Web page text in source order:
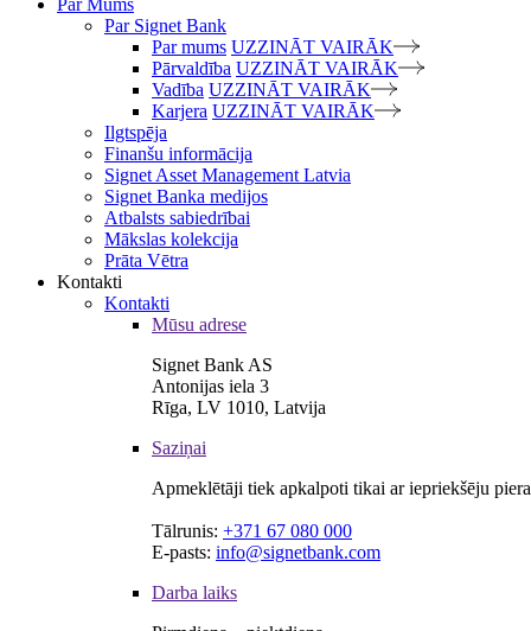
Par Mums
Par Signet Bank
Par mums UZZINĀT VAIRĀK
Pārvaldība UZZINĀT VAIRĀK
Vadība UZZINĀT VAIRĀK
Karjera UZZINĀT VAIRĀK
Ilgtspēja
Finanšu informācija
Signet Asset Management Latvia
Signet Banka medijos
Atbalsts sabiedrībai
Mākslas kolekcija
Prāta Vētra
Kontakti
Kontakti
Mūsu adrese
Signet Bank AS
Antonijas iela 3
Rīga, LV 1010, Latvija
Saziņai
Apmeklētāji tiek apkalpoti tikai ar iepriekšēju
Tālrunis: +371 67 080 000
E-pasts: info@signetbank.com
Darba laiks